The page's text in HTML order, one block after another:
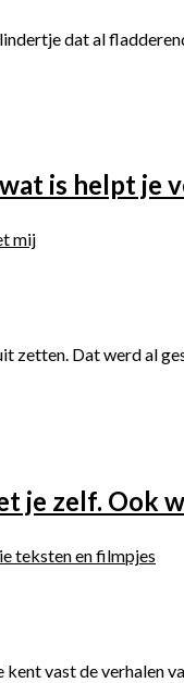
dat al
is helpt je
mij
zetten. Dat werd al
je zelf. Ook
teksten en filmpjes
kent vast de verhalen